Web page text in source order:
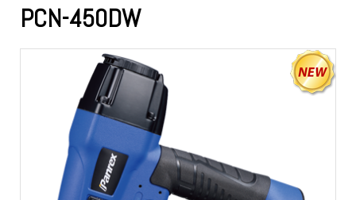
E-catálogo
Mapa do Site
PCN-450DW